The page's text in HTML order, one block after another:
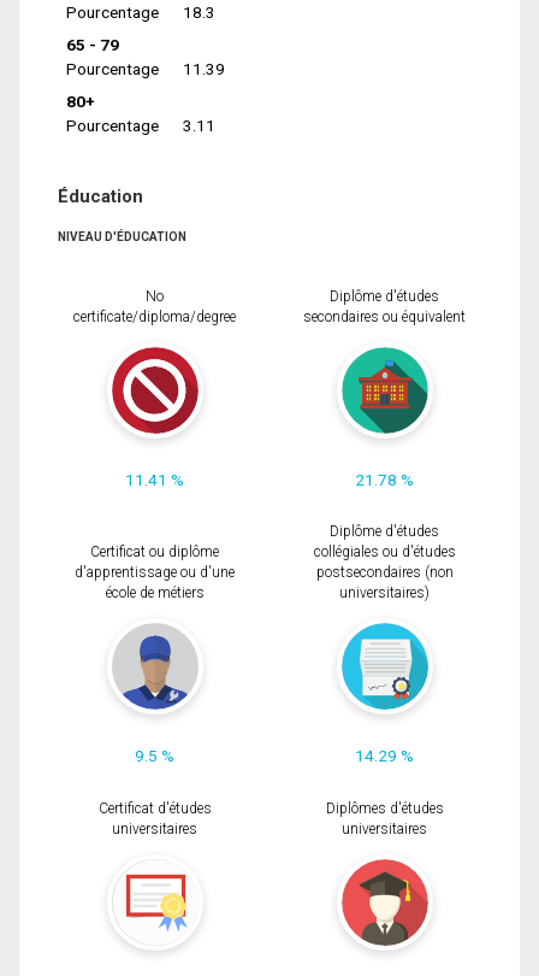
Pourcentage
18.3
65 - 79
Pourcentage
11.39
80+
Pourcentage
3.11
Éducation
NIVEAU D'ÉDUCATION
No
certificate/diploma/degree
11.41 %
Diplôme d'études
secondaires ou équivalent
21.78 %
Certificat ou diplôme
d'apprentissage ou d'une
école de métiers
9.5 %
Diplôme d'études
collégiales ou d'études
postsecondaires (non
universitaires)
14.29 %
Certificat d'études
universitaires
Diplômes d'études
universitaires